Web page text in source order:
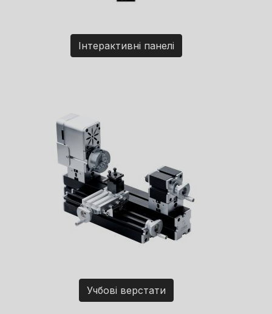
Інтерактивні панелі
Учбові верстати